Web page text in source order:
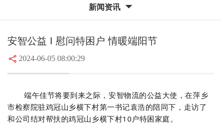
新闻资讯
安智公益 I 慰问特困户 情暖端阳节
2024-06-05 08:00:29
端午佳节将要到来之际，安智物流的公益大使，在萍乡
市检察院驻鸡冠山乡横下村第一书记袁浩的陪同下，走访了
和公司结对帮扶的鸡冠山乡横下村10户特困家庭。